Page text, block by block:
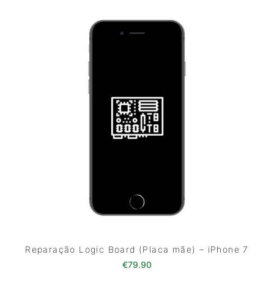
Reparação Logic Board (Placa mãe) – iPhone 7
€79.90